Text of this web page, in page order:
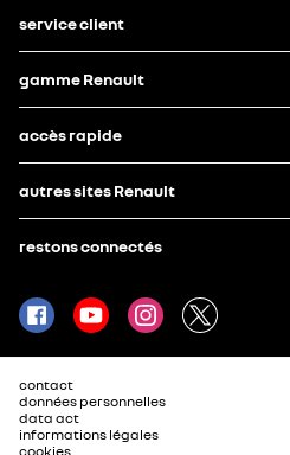
service client
gamme Renault
accès rapide
autres sites Renault
restons connectés
contact
données personnelles
data act
informations légales
cookies